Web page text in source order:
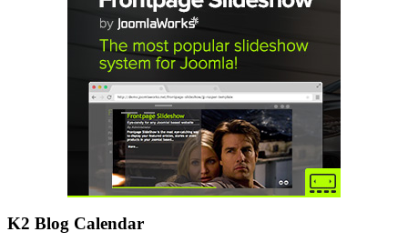
K2 Blog Calendar